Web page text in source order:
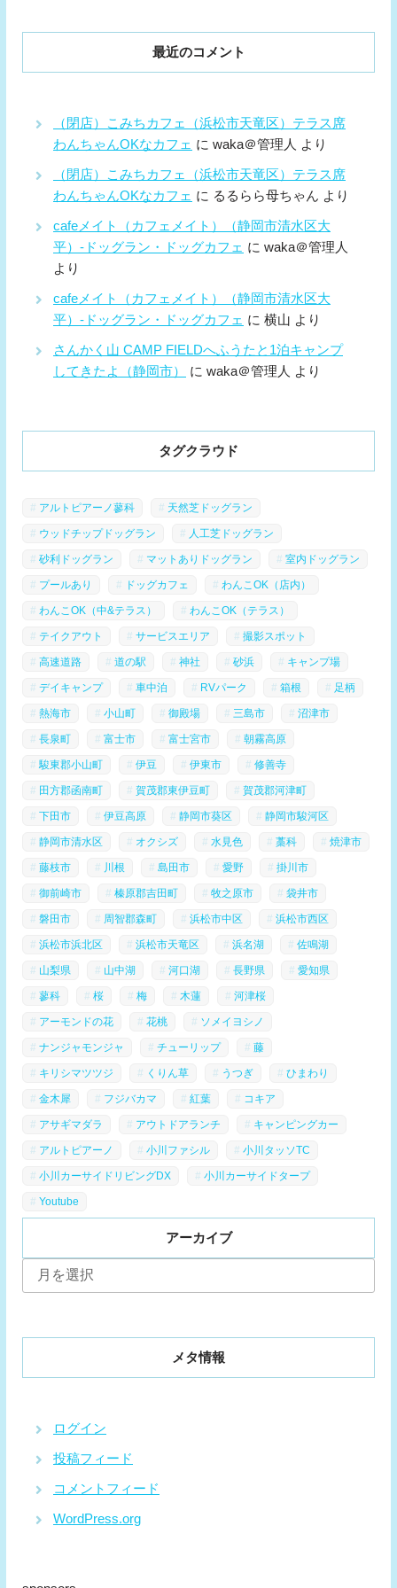
最近のコメント
（閉店）こみちカフェ（浜松市天竜区）テラス席
わんちゃんOKなカフェ に waka＠管理人 より
（閉店）こみちカフェ（浜松市天竜区）テラス席
わんちゃんOKなカフェ に るるらら母ちゃん より
cafeメイト（カフェメイト）（静岡市清水区大
平）-ドッグラン・ドッグカフェ に waka＠管理人
より
cafeメイト（カフェメイト）（静岡市清水区大
平）-ドッグラン・ドッグカフェ に 横山 より
さんかく山 CAMP FIELDへふうたと1泊キャンプ
してきたよ（静岡市）
に waka＠管理人 より
タグクラウド
アルトピアーノ蓼科 天然芝ドッグラン
ウッドチップドッグラン 人工芝ドッグラン
砂利ドッグラン マットありドッグラン 室内ドッグラン
プールあり ドッグカフェ わんこOK（店内）
わんこOK（中&テラス） わんこOK（テラス）
テイクアウト サービスエリア 撮影スポット
高速道路 道の駅 神社 砂浜 キャンプ場
デイキャンプ 車中泊 RVパーク 箱根 足柄
熱海市 小山町 御殿場 三島市 沼津市
長泉町 富士市 富士宮市 朝霧高原
駿東郡小山町 伊豆 伊東市 修善寺
田方郡函南町 賀茂郡東伊豆町 賀茂郡河津町
下田市 伊豆高原 静岡市葵区 静岡市駿河区
静岡市清水区 オクシズ 水見色 藁科 焼津市
藤枝市 川根 島田市 愛野 掛川市
御前崎市 榛原郡吉田町 牧之原市 袋井市
磐田市 周智郡森町 浜松市中区 浜松市西区
浜松市浜北区 浜松市天竜区 浜名湖 佐鳴湖
山梨県 山中湖 河口湖 長野県 愛知県
蓼科 桜 梅 木蓮 河津桜
アーモンドの花 花桃 ソメイヨシノ
ナンジャモンジャ チューリップ 藤
キリシマツツジ くりん草 うつぎ ひまわり
金木犀 フジバカマ 紅葉 コキア
アサギマダラ アウトドアランチ キャンピングカー
アルトピアーノ 小川ファシル 小川タッソTC
小川カーサイドリビングDX 小川カーサイドタープ
Youtube
アーカイブ
ー
メタ情報
ログイン
投稿フィード
コメントフィード
WordPress.org